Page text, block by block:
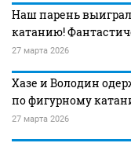
Наш парень
катанию!
27 марта 2026
Хазе и Володин
по фигурному
27 марта 2026